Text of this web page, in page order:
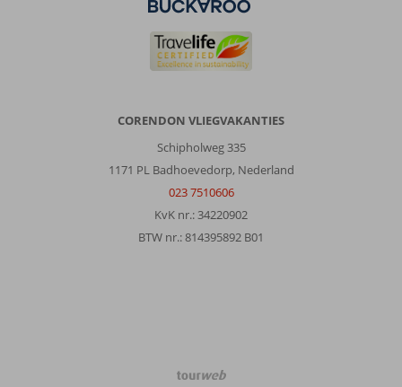
CORENDON VLIEGVAKANTIES
Schipholweg 335
1171 PL Badhoevedorp, Nederland
023 7510606
KvK nr.: 34220902
BTW nr.: 814395892 B01
TourWeb